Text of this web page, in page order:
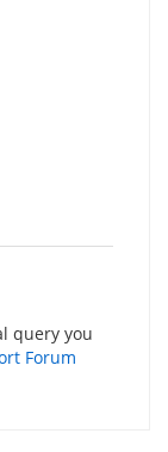
query you
Forum